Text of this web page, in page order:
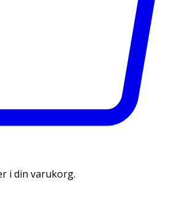
i din varukorg.